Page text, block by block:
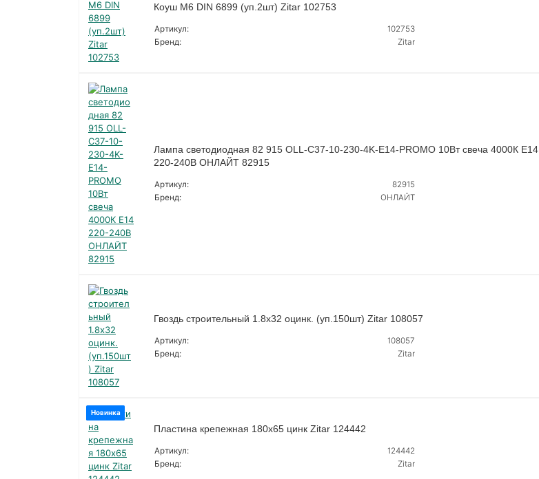
Коуш М6 DIN 6899 (уп.2шт) Zitar 102753
Артикул:
102753
Бренд:
Zitar
Лампа светодиодная 82 915 OLL-C37-10-230-4K-E14-PROMO 10Вт свеча 4000К E14
220-240В ОНЛАЙТ 82915
Артикул:
82915
Бренд:
ОНЛАЙТ
Гвоздь строительный 1.8х32 оцинк. (уп.150шт) Zitar 108057
Артикул:
108057
Бренд:
Zitar
Новинка
Пластина крепежная 180х65 цинк Zitar 124442
Артикул:
124442
Бренд:
Zitar